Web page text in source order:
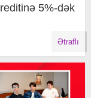
5%-dək
Ətraflı